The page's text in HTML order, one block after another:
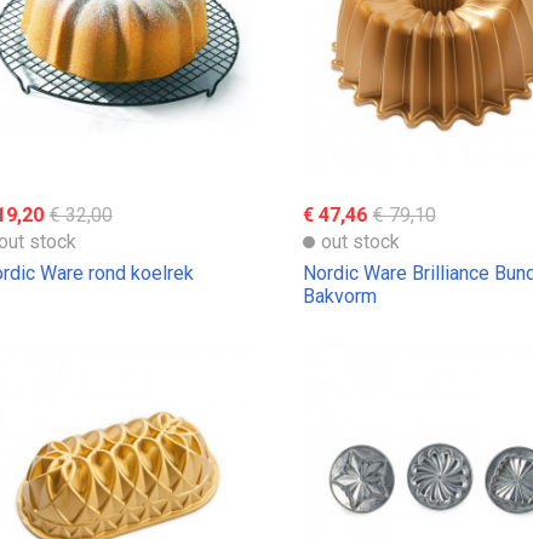
€ 32,00
stock
Ware rond koelrek
€ 47,46 € 79,10
out stock
Nordic Ware Brilliance
Bakvorm